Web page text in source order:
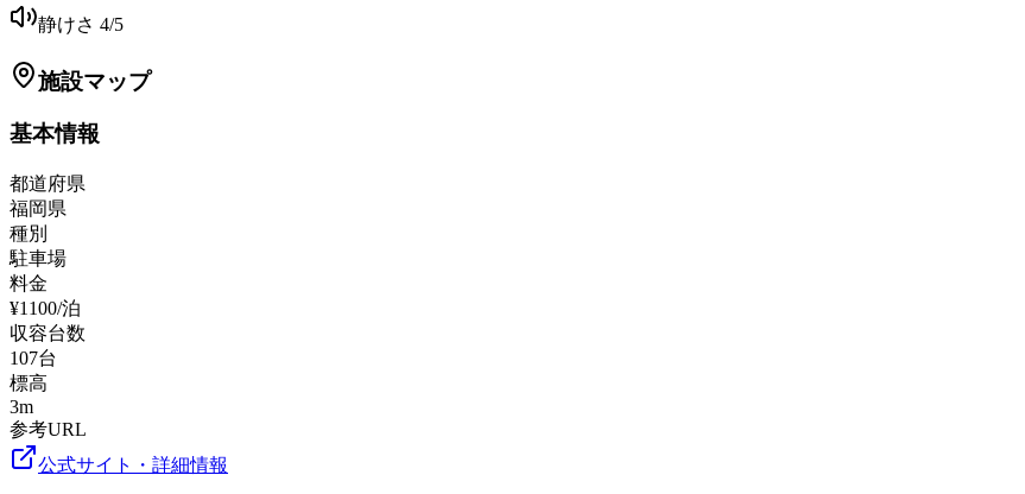
静けさ 4/5
施設マップ
基本情報
都道府県
福岡県
種別
駐車場
料金
¥1100/泊
収容台数
107台
標高
3m
参考URL
公式サイト・詳細情報